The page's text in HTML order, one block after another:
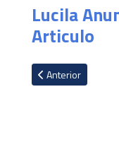
Lucila
Articulo
Artículo anterior:
Anterior